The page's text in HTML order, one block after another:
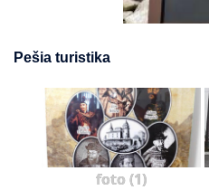
Pešia turistika
foto (1)